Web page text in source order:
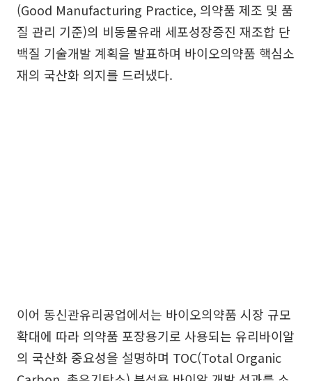
(Good Manufacturing Practice, 의약품 제조 및 품
질 관리 기준)의 비동물유래 세포성장증진 재조합 단
백질 기술개발 계획을 발표하며 바이오의약품 핵심소
재의 국산화 의지를 드러냈다.
이어 동신관유리공업에서는 바이오의약품 시장 규모
확대에 따라 의약품 포장용기로 사용되는 유리바이알
의 국산화 중요성을 설명하며 TOC(Total Organic